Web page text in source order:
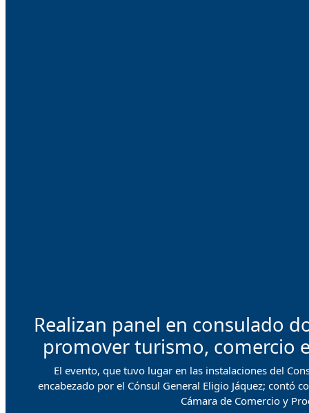
Realizan panel en consulado
promover turismo, comercio
El evento, que tuvo lugar en las instalaciones del
encabezado por el Cónsul General Eligio Jáquez; contó
Cámara de Comercio y